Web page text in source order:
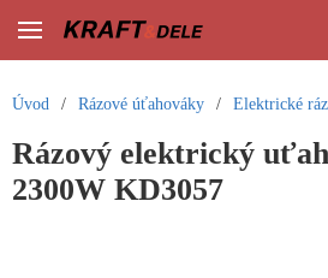
Úvod / Rázové úťahováky / Elektrické
Rázový elektrický
2300W KD3057